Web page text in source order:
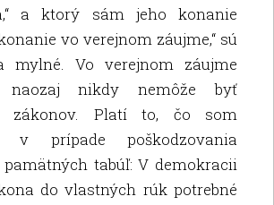
a ktorý sám jeho konanie
vo verejnom záujme,“ sú
mylné. Vo verejnom záujme
nikdy nemôže byť
zákonov. Platí to, čo som
prípade poškodzovania
tabúľ: V demokracii
do vlastných rúk potrebné